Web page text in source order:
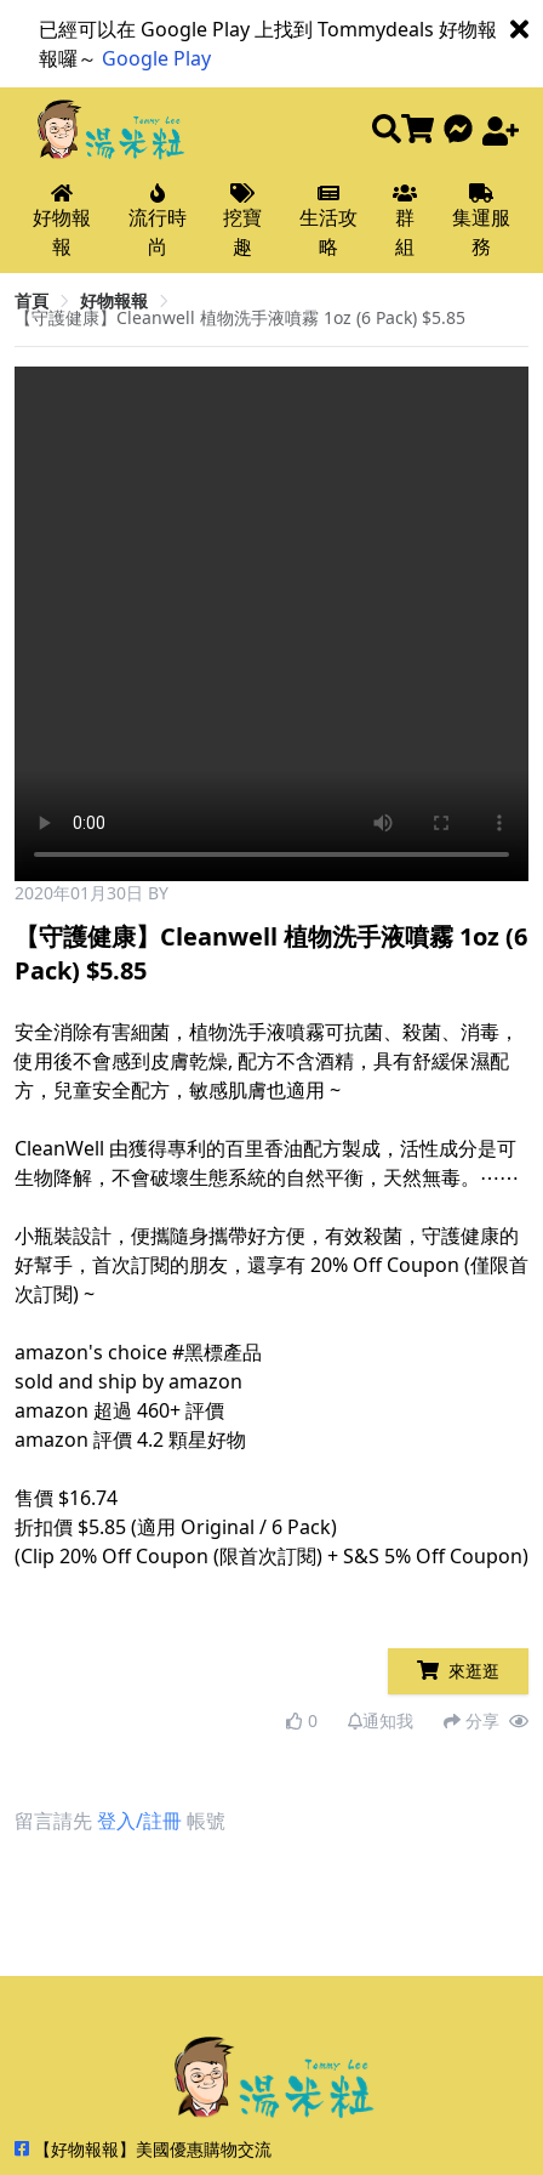
已經可以在 Google Play 上找到 Tommydeals 好物報
報囉～ Google Play
好物報
報
流行時
尚
挖寶
趣
生活攻
略
群
組
集運服
務
首頁 好物報報
【守護健康】Cleanwell 植物洗手液噴霧 1oz (6 Pack) $5.85
2020年01月30日 BY
【守護健康】Cleanwell 植物洗手液噴霧 1oz (6
Pack) $5.85
安全消除有害細菌，植物洗手液噴霧可抗菌、殺菌、消毒，
使用後不會感到皮膚乾燥, 配方不含酒精，具有舒緩保濕配
方，兒童安全配方，敏感肌膚也適用 ~
CleanWell 由獲得專利的百里香油配方製成，活性成分是可
生物降解，不會破壞生態系統的自然平衡，天然無毒。⋯⋯
小瓶裝設計，便攜隨身攜帶好方便，有效殺菌，守護健康的
好幫手，首次訂閱的朋友，還享有 20% Off Coupon (僅限首
次訂閱) ~
amazon's choice#黑標產品
sold and ship by amazon
amazon 超過 460+ 評價
amazon 評價 4.2 顆星好物
售價 $16.74
折扣價 $5.85 (適用 Original / 6 Pack)
(Clip 20% Off Coupon (限首次訂閱) + S&S 5% Off Coupon)
來逛逛
0 通知我 分享
留言請先登入/註冊帳號
【好物報報】美國優惠購物交流